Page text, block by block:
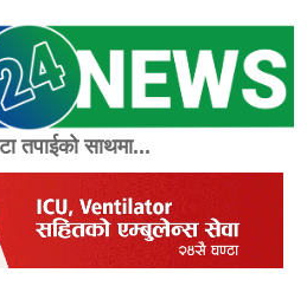
तपाईको साथमा...